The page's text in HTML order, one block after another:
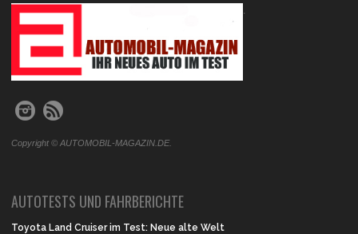
.
Copyright © AUTOMOBIL-MAGAZIN.DE.
AUTOTESTS UND FAHRBERICHTE
Toyota Land Cruiser im Test: Neue alte Welt